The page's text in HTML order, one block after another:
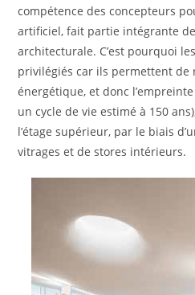
compétence des concepteurs
artificiel, fait partie intégrante
architecturale. C’est pourquoi
privilégiés car ils permettent de
énergétique, et donc
un cycle de vie estimé à 150
l’étage supérieur, par le biais
vitrages et de stores intérieurs.